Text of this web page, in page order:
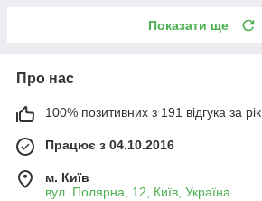
Показати ще
Про нас
100% позитивних з 191 відгука за рік
Працює з 04.10.2016
м. Київ
вул. Полярна, 12, Київ, Україна